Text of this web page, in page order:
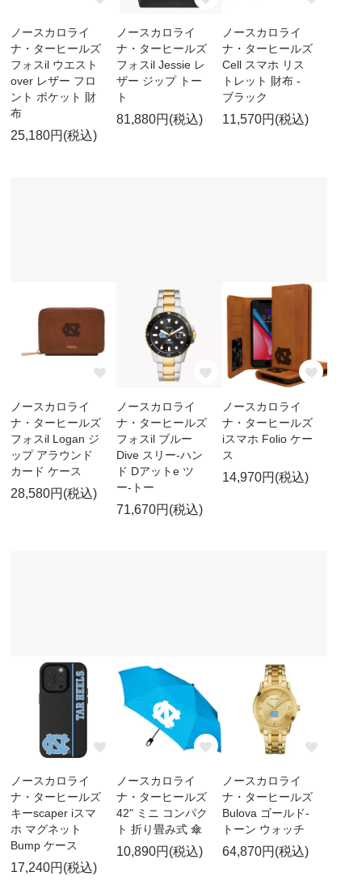
ノースカロライ
ナ・ターヒールズ
フォスil ウエスト
over レザー フロ
ント ポケット 財
布
25,180円(税込)
ノースカロライ
ナ・ターヒールズ
フォスil Jessie レ
ザー ジップ トー
ト
81,880円(税込)
ノースカロライ
ナ・ターヒールズ
Cell スマホ リス
トレット 財布 -
ブラック
11,570円(税込)
ノースカロライ
ナ・ターヒールズ
フォスil Logan ジ
ップ アラウンド
カード ケース
28,580円(税込)
ノースカロライ
ナ・ターヒールズ
フォスil ブルー
Dive スリー-ハン
ド Dアットe ツ
ー-トー
71,670円(税込)
ノースカロライ
ナ・ターヒールズ
iスマホ Folio ケー
ス
14,970円(税込)
ノースカロライ
ナ・ターヒールズ
キーscaper iスマ
ホ マグネット
Bump ケース
17,240円(税込)
ノースカロライ
ナ・ターヒールズ
42" ミニ コンパク
ト 折り畳み式 傘
10,890円(税込)
ノースカロライ
ナ・ターヒールズ
Bulova ゴールド-
トーン ウォッチ
64,870円(税込)